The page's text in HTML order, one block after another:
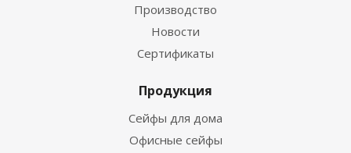
Производство
Новости
Сертификаты
Продукция
Сейфы для дома
Офисные сейфы